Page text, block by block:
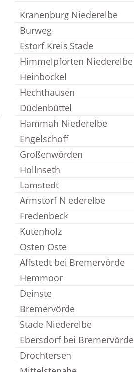
Kranenburg Niederelbe
Burweg
Estorf Kreis Stade
Himmelpforten Niederelbe
Heinbockel
Hechthausen
Düdenbüttel
Hammah Niederelbe
Engelschoff
Großenwörden
Hollnseth
Lamstedt
Armstorf Niederelbe
Fredenbeck
Kutenholz
Osten Oste
Alfstedt bei Bremervörde
Hemmoor
Deinste
Bremervörde
Stade Niederelbe
Ebersdorf bei Bremervörde
Drochtersen